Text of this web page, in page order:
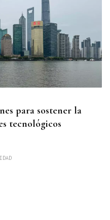
para sostener la
tecnológicos